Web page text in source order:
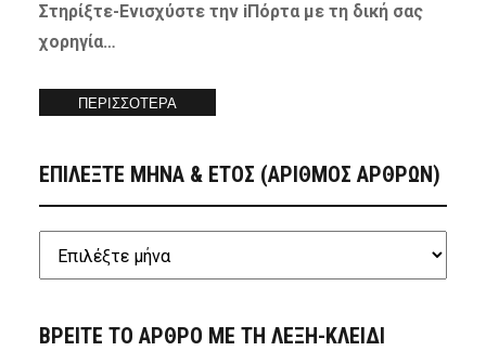
Στηρίξτε-Ενισχύστετην iΠόρτα με τη δική σας
χορηγία…
ΠΕΡΙΣΣΟΤΕΡΑ
ΕΠΙΛΕΞΤΕ ΜΗΝΑ & ΕΤΟΣ (ΑΡΙΘΜΟΣ ΑΡΘΡΩΝ)
ΒΡΕΙΤΕ ΤΟ ΑΡΘΡΟ ΜΕ ΤΗ ΛΕΞΗ-ΚΛΕΙΔΙ